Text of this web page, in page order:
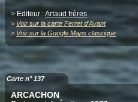
> Editeur :Artaud frères
> Voir sur la carte Ferret d'Avant
> Voir sur la Google Maps classique
Carte n° 137
ARCACHON